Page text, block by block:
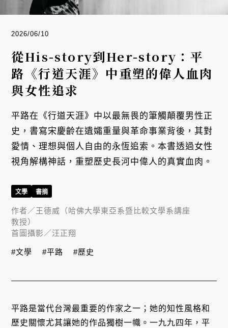
2026/06/10
從His-story到Her-story：平
路《行道天涯》中重塑的偉人血肉
與女性追求
平路在《行道天涯》中以最無畏的筆觸顛覆男性正
史，書寫宋慶齡在遺孀重量與革命事業背後，其對
愛情、理想與個人自由的永恆追索。本書透過女性
視角解構神話，重塑歷史長河中偉人的真實血肉。
平路是當代台灣最重要的作家之一；她的知性風格和
歷史關懷尤其讓她的作品獨樹一幟。一九九四年，平
文學 書摘
作者／王德威（哈佛大學東亞系暨比較文學系講座
教授）
首圖攝影／汪正翔
#文學 #平路 #歷史